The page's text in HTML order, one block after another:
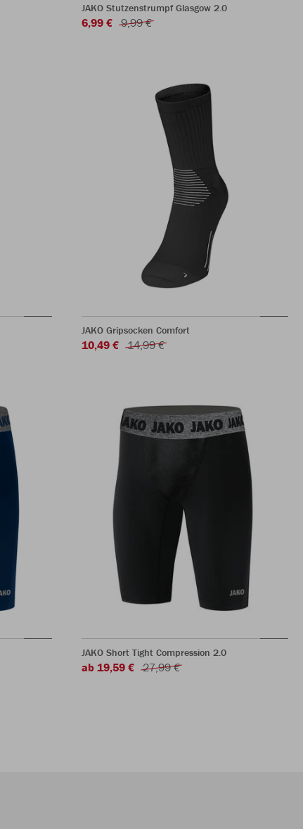
JAKO Stutzenstrumpf Glasgow 2.0
6,99 € 9,99 €
JAKO Gripsocken Comfort
10,49 € 14,99 €
JAKO Short Tight Compression 2.0
ab 19,59 € 27,99 €